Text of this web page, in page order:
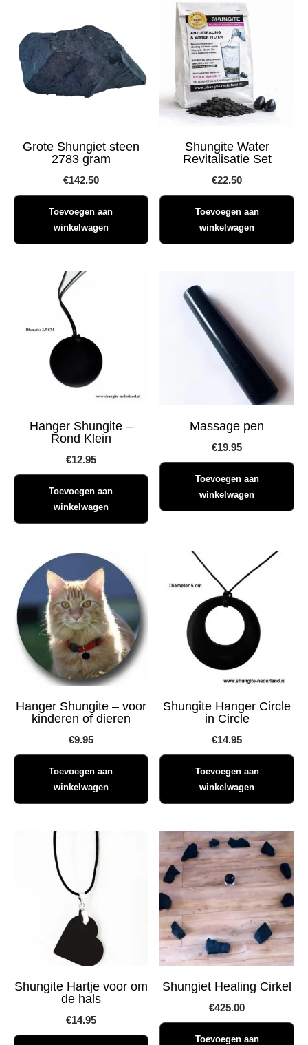
Grote Shungiet steen
2783 gram
€142.50
Toevoegen aan
winkelwagen
Shungite Water
Revitalisatie Set
€22.50
Toevoegen aan
winkelwagen
Hanger Shungite –
Rond Klein
€12.95
Toevoegen aan
winkelwagen
Massage pen
€19.95
Toevoegen aan
winkelwagen
Hanger Shungite – voor
kinderen of dieren
€9.95
Toevoegen aan
winkelwagen
Shungite Hanger Circle
in Circle
€14.95
Toevoegen aan
winkelwagen
Shungite Hartje voor om
de hals
€14.95
Shungiet Healing Cirkel
€425.00
Toevoegen aan